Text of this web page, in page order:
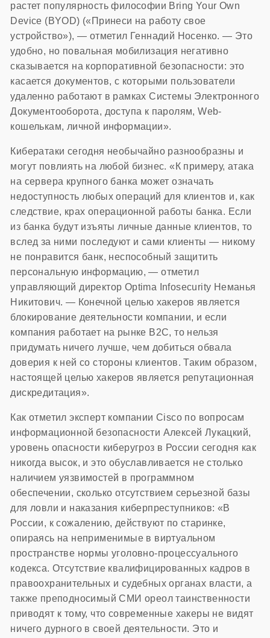
растет популярность философии Bring Your Own
Device (BYOD) («Принеси на работу свое
устройство»), — отметил Геннадий Носенко. — Это
удобно, но повальная мобилизация негативно
сказывается на корпоративной безопасности: это
касается документов, с которыми пользователи
удаленно работают в рамках Системы Электронного
Документооборота, доступа к паролям, Web-
кошелькам, личной информации».
Кибератаки сегодня необычайно разнообразны и
могут повлиять на любой бизнес. «К примеру, атака
на сервера крупного банка может означать
недоступность любых операций для клиентов и, как
следствие, крах операционной работы банка. Если
из банка будут изъяты личные данные клиентов, то
вслед за ними последуют и сами клиенты — никому
не понравится банк, неспособный защитить
персональную информацию, — отметил
управляющий директор Optima Infosecurity Неманья
Никитович. — Конечной целью хакеров является
блокирование деятельности компании, и если
компания работает на рынке B2C, то нельзя
придумать ничего лучше, чем добиться обвала
доверия к ней со стороны клиентов. Таким образом,
настоящей целью хакеров является репутационная
дискредитация».
Как отметил эксперт компании Cisco по вопросам
информационной безопасности Алексей Лукацкий,
уровень опасности киберугроз в России сегодня как
никогда высок, и это обуславливается не столько
наличием уязвимостей в программном
обеспечении, сколько отсутствием серьезной базы
для ловли и наказания киберпреступников: «В
России, к сожалению, действуют по старинке,
опираясь на неприменимые в виртуальном
пространстве нормы уголовно-процессуального
кодекса. Отсутствие квалифицированных кадров в
правоохранительных и судебных органах власти, а
также преподносимый СМИ ореол таинственности
приводят к тому, что современные хакеры не видят
ничего дурного в своей деятельности. Это и